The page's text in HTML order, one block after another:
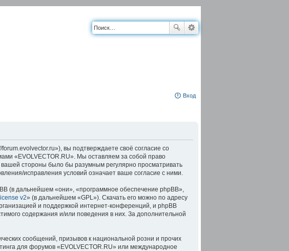
Вход
вы подтверждаете своё согласие со
«EVOLVECTOR.RU». Мы оставляем за собой право
стороны было бы разумным регулярно просматривать
исправления условий означает ваше согласие с ними.
(в дальнейшем «они», «программное обеспечение phpBB»,
v2» (в дальнейшем «GPL»). Скачать его можно по адресу
и поддержкой интернет-конференций, и phpBB
содержания и/или поведения в них. За дополнительной
сообщений, призывов к национальной розни и прочих
для форумов «EVOLVECTOR.RU» или международное